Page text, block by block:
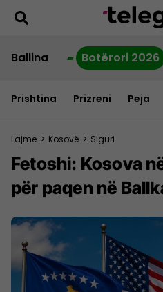
Ballina Botërori 2026
Prishtina Prizreni Peja
Lajme > Kosovë > Siguri
Fetoshi: Kosova
për paqen në